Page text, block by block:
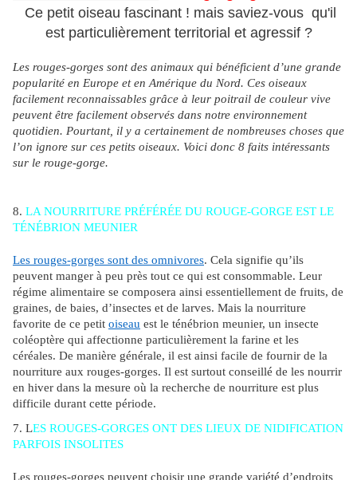
Ce petit oiseau fascinant ! mais saviez-vous qu'il
est particulièrement territorial et agressif ?
Les rouges-gorges sont des animaux qui bénéficient d’une grande
popularité en Europe et en Amérique du Nord. Ces oiseaux
facilement reconnaissables grâce à leur poitrail de couleur vive
peuvent être facilement observés dans notre environnement
quotidien. Pourtant, il y a certainement de nombreuses choses que
l’on ignore sur ces petits oiseaux. Voici donc 8 faits intéressants
sur le rouge-gorge.
8. LA NOURRITURE PRÉFÉRÉE DU ROUGE-GORGE EST LE
TÉNÉBRION MEUNIER
Les rouges-gorges sont des omnivores. Cela signifie qu’ils
peuvent manger à peu près tout ce qui est consommable. Leur
régime alimentaire se composera ainsi essentiellement de fruits, de
graines, de baies, d’insectes et de larves. Mais la nourriture
favorite de ce petit oiseau est le ténébrion meunier, un insecte
coléoptère qui affectionne particulièrement la farine et les
céréales. De manière générale, il est ainsi facile de fournir de la
nourriture aux rouges-gorges. Il est surtout conseillé de les nourrir
en hiver dans la mesure où la recherche de nourriture est plus
difficile durant cette période.
7. LES ROUGES-GORGES ONT DES LIEUX DE NIDIFICATION
PARFOIS INSOLITES
Les rouges-gorges peuvent choisir une grande variété d’endroits